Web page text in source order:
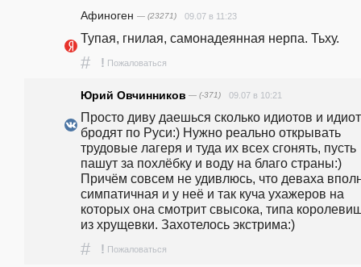
Афиноген — (23271) 09.07 в 11:23
Тупая, гнилая, самонадеянная нерпа. Тьху.
# ! Пожаловаться
Юрий Овчинников — (-371) 09.07 в 10:21
Просто диву даешься сколько идиотов и
бродят по Руси:) Нужно реально открывать
трудовые лагеря и туда их всех сгонять, пусть
пашут за похлёбку и воду на благо страны:)
Причём совсем не удивлюсь, что деваха
симпатичная и у неё и так куча ухажеров на
которых она смотрит свысока, типа
из хрущевки. Захотелось экстрима:)
# ! Пожаловаться